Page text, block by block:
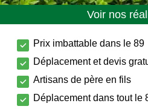
Voir nos
Prix imbattable dans le 89
Déplacement et devis
Artisans de père en fils
Déplacement dans tout le